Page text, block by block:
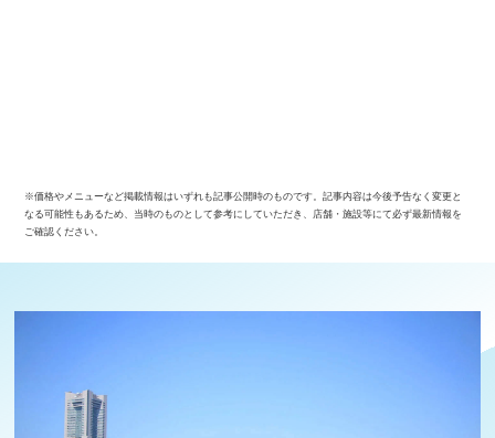
※価格やメニューなど掲載情報はいずれも記事公開時のものです。記事内容は今後予告なく変更と
なる可能性もあるため、当時のものとして参考にしていただき、店舗・施設等にて必ず最新情報を
ご確認ください。